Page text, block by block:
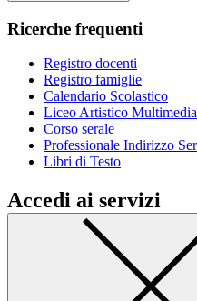
Ricerche frequenti
Registro docenti
Registro famiglie
Calendario Scolastico
Liceo Artistico
Corso serale
Professionale Indirizzo
Libri di Testo
Accedi ai servizi